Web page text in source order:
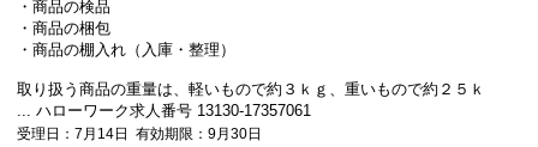
・商品の検品
・商品の梱包
・商品の棚入れ（入庫・整理）
取り扱う商品の重量は、軽いもので約３ｋｇ、重いもので約２５ｋ
... ハローワーク求人番号 13130-17357061
受理日：7月14日 有効期限：9月30日